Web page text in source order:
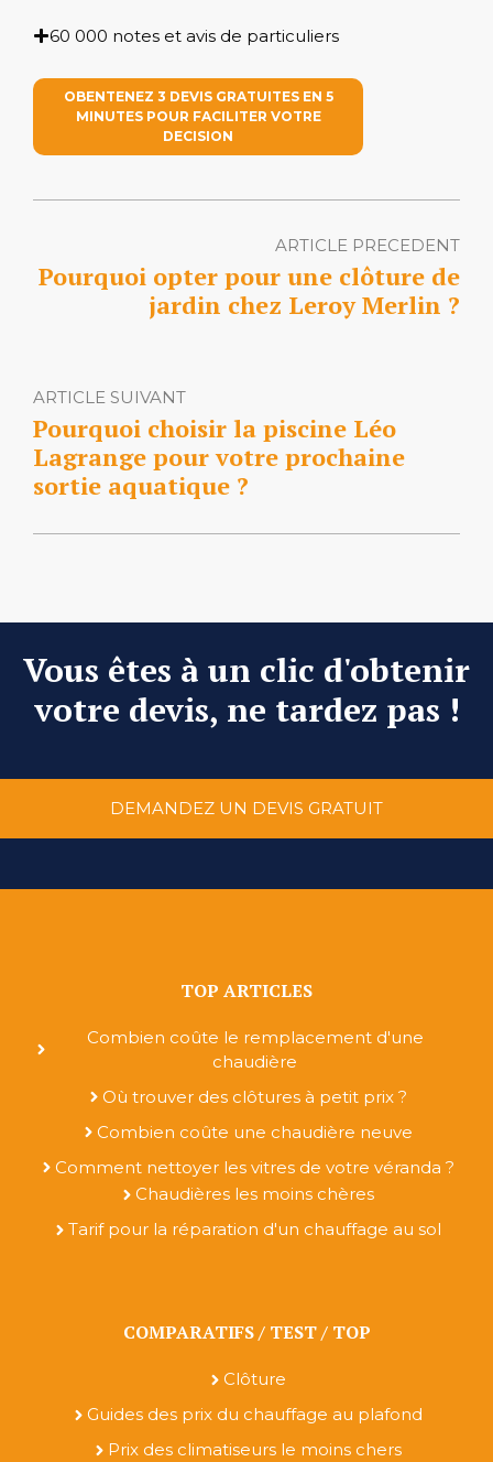
60 000 notes et avis de particuliers
OBENTENEZ 3 DEVIS GRATUITES EN 5
MINUTES POUR FACILITER VOTRE
DECISION
ARTICLE PRECEDENT
Pourquoi opter pour une clôture de
jardin chez Leroy Merlin ?
ARTICLE SUIVANT
Pourquoi choisir la piscine Léo
Lagrange pour votre prochaine
sortie aquatique ?
Vous êtes à un clic d'obtenir
votre devis, ne tardez pas !
DEMANDEZ UN DEVIS GRATUIT
TOP ARTICLES
Combien coûte le remplacement d'une
chaudière
Où trouver des clôtures à petit prix ?
Combien coûte une chaudière neuve
Comment nettoyer les vitres de votre véranda ?
Chaudières les moins chères
Tarif pour la réparation d'un chauffage au sol
COMPARATIFS / TEST / TOP
Clôture
Guides des prix du chauffage au plafond
Prix des climatiseurs le moins chers